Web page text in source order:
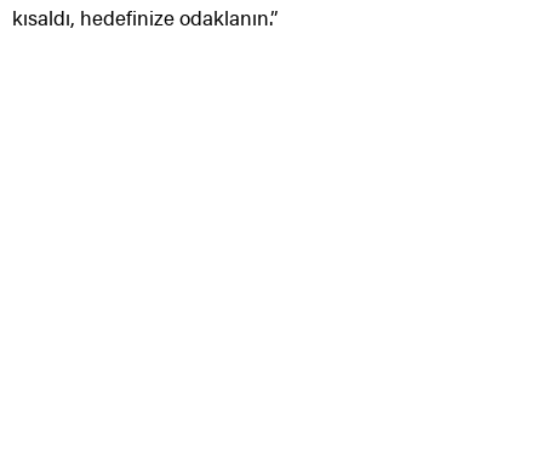
kısaldı, hedefinize odaklanın.”